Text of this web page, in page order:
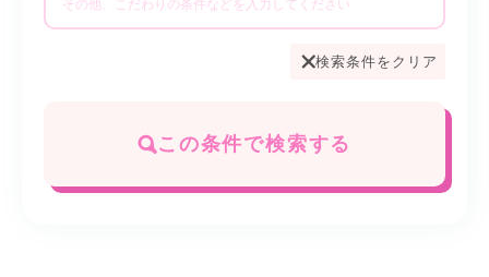
検索条件をクリア
この条件で検索する